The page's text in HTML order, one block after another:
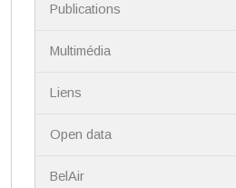
Publications
Multimédia
Liens
Open data
BelAir